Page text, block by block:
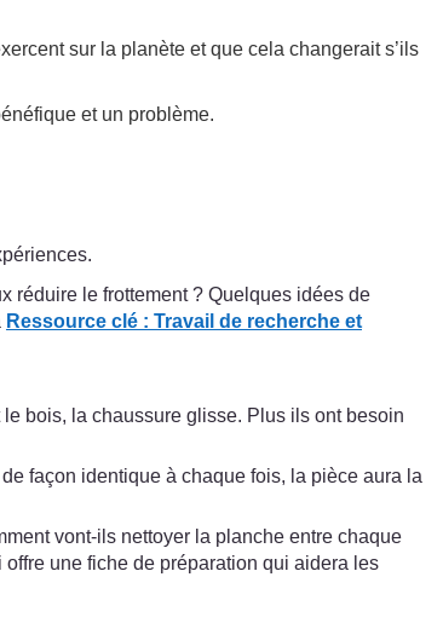
sur la planète et que cela changerait s’ils
et un problème.
réduire le frottement ? Quelques idées de
Ressource clé : Travail de recherche et
bois, la chaussure glisse. Plus ils ont besoin
façon identique à chaque fois, la pièce aura la
vont-ils nettoyer la planche entre chaque
offre une fiche de préparation qui aidera les